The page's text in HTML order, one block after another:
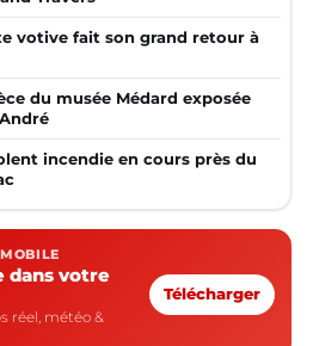
votive fait son grand retour à
du musée Médard exposée
incendie en cours près du
dans votre
réel, météo &
Télécharger